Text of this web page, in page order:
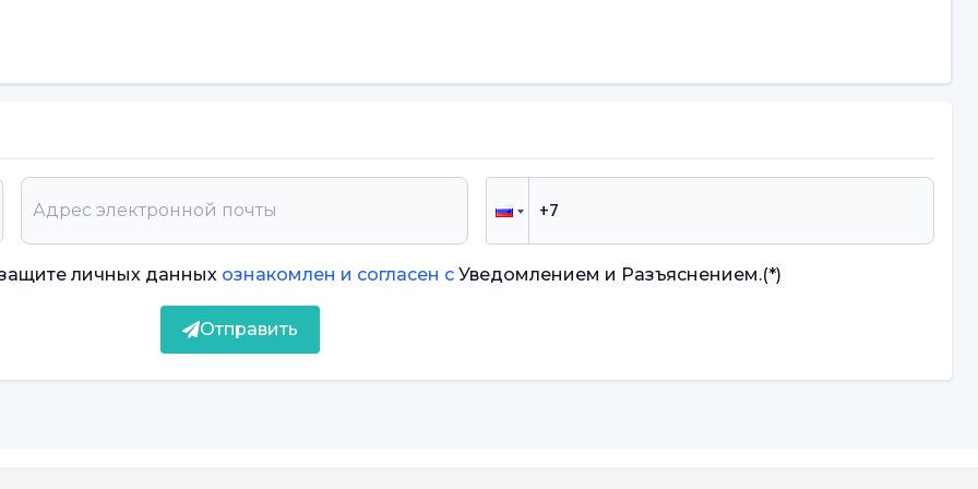
тревоги часто достигают пика по утрам, когда
время, чтобы успокоиться.
не хотят идти в школу.
может негативно сказаться на социальных
посещения школы может привести к
школы может привести к поведенческим
быть попыткой уменьшить
личных данныхознакомлен и согласен с Уведомлением и Разъяснением.(*)
Отправить